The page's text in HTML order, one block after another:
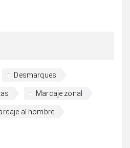
Desmarques
Marcaje zonal
al hombre